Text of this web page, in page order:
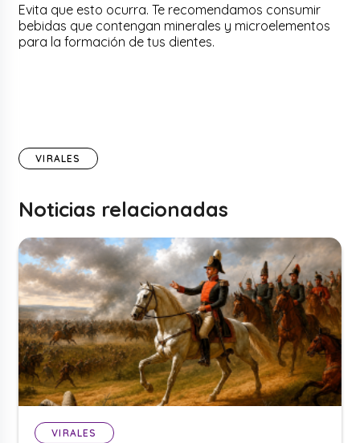
Evita que esto ocurra. Te recomendamos consumir
bebidas que contengan minerales y microelementos
para la formación de tus dientes.
VIRALES
Noticias relacionadas
VIRALES